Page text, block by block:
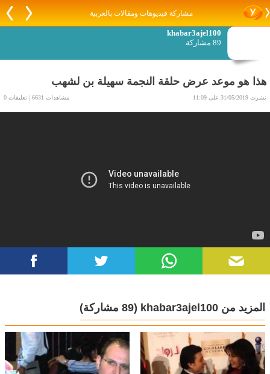
مشاركة فيديوهات ومقالات بالعربية
khabar3ajel100
89 مشاركة
هذا هو موعد عرض حلقة النجمة سهيلة بن لشهب
نشرت 31/05/2019 على 11:09 مشاهدات 6631 | تعليقات 0
المزيد من khabar3ajel100 (89 مشاركة)